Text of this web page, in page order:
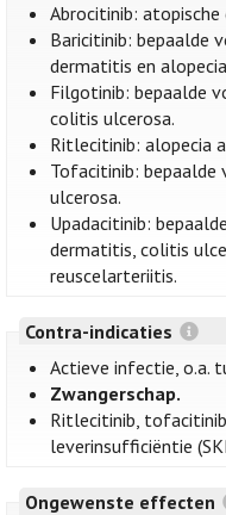
Abrocitinib:
Baricitinib: bepaalde
dermatitis en
Filgotinib: bepaalde
colitis ulcerosa.
Ritlecitinib: alopecia
Tofacitinib:
ulcerosa.
Upadacitinib:
dermatitis, colitis
reuscelarteriitis.
Contra-indicaties
Actieve infectie, o.a.
Zwangerschap.
Ritlecitinib,
leverinsufficiëntie
Ongewenste effecten